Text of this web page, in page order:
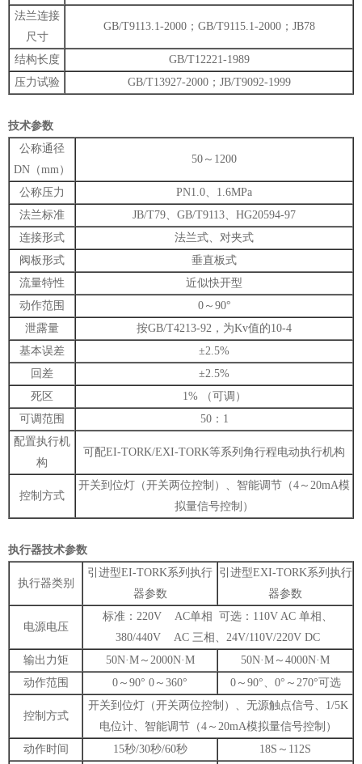
法兰连接
尺寸
GB/T9113.1-2000；GB/T9115.1-2000；JB78
结构长度
GB/T12221-1989
压力试验
GB/T13927-2000；JB/T9092-1999
技术参数
公称通径
DN（mm）
50～1200
公称压力
PN1.0、1.6MPa
法兰标准
JB/T79、GB/T9113、HG20594-97
连接形式
法兰式、对夹式
阀板形式
垂直板式
流量特性
近似快开型
动作范围
0～90°
泄露量
按GB/T4213-92，为Kv值的10-4
基本误差
±2.5%
回差
±2.5%
死区
1% （可调）
可调范围
50：1
配置执行机
构
可配EI-TORK/EXI-TORK等系列角行程电动执行机构
控制方式
开关到位灯（开关两位控制）、智能调节（4～20mA模
拟量信号控制）
执行器技术参数
执行器类别
引进型EI-TORK系列执行
器参数
引进型EXI-TORK系列执行
器参数
电源电压
标准：220V AC单相 可选：110V AC 单相、
380/440V AC 三相、24V/110V/220V DC
输出力矩
50N·M～2000N·M
50N·M～4000N·M
动作范围
0～90° 0～360° 0～90°、0°～270°可选
控制方式
开关到位灯（开关两位控制）、无源触点信号、1/5K
电位计、智能调节（4～20mA模拟量信号控制）
动作时间
15秒/30秒/60秒 18S～112S